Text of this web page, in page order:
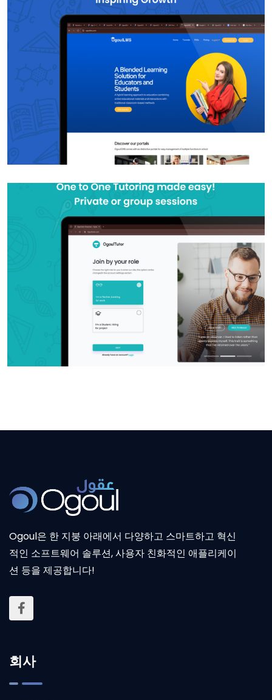
Ogoul은 한 지붕 아래에서 다양하고 스마트하고 혁신
적인 소프트웨어 솔루션, 사용자 친화적인 애플리케이
션 등을 제공합니다!
회사